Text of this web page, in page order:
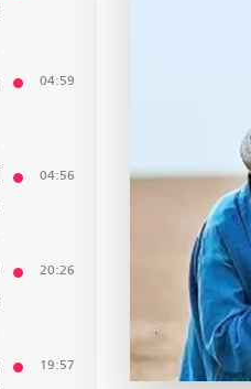
04:59
04:56
20:26
19:57